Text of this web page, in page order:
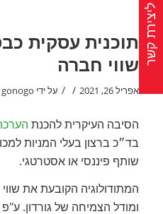
תוכנית עסקית
שווי חברה
אפריל 26, 2021 /
/ על ידי gonogo
הסיבה העיקרית להכנת
בד״כ ברצון בעלי המניות
שותף פיננסי או אסטרטגי.
ומודל הצמיחה של גורדון.
ליצירת קשר